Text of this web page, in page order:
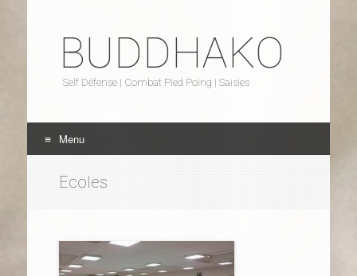
BUDDHAKO
Self Défense | Combat Pied Poing | Saisies
Menu
Ecoles